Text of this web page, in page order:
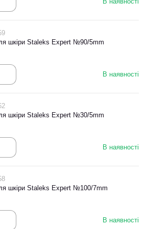
шкіри Staleks Expert №90/5mm
В наявності
шкіри Staleks Expert №30/5mm
В наявності
шкіри Staleks Expert №100/7mm
В наявності